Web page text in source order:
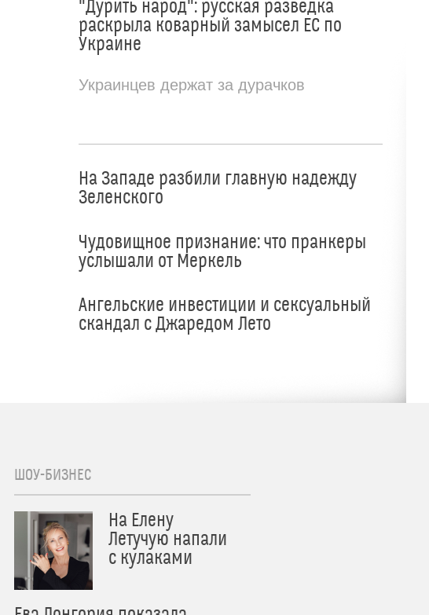
"Дурить народ": русская разведка
раскрыла коварный замысел ЕС по
Украине
Украинцев держат за дурачков
На Западе разбили главную надежду
Зеленского
Чудовищное признание: что пранкеры
услышали от Меркель
Ангельские инвестиции и сексуальный
скандал с Джаредом Лето
ШОУ-БИЗНЕС
На Елену
Летучую напали
с кулаками